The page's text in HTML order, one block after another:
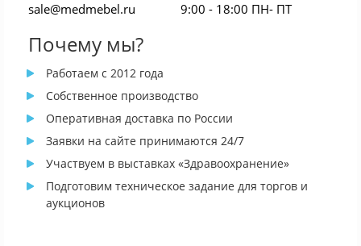
sale@medmebel.ru 9:00 - 18:00 ПН- ПТ
Почему мы?
Работаем с 2012 года
Собственное производство
Оперативная доставка по России
Заявки на сайте принимаются 24/7
Участвуем в выставках «Здравоохранение»
Подготовим техническое задание для торгов и
аукционов